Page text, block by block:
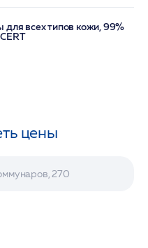
всех типов кожи, 99%
цены
270